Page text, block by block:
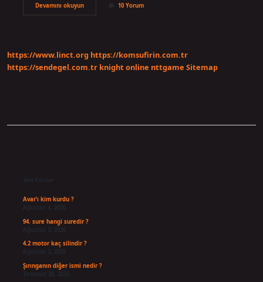
Devamını okuyunÇapa
Kaç
10 Yorum
https://www.linct.org https://komsufirin.com.tr
https://sendegel.com.tr knight online nttgame Sitemap
Son Yazılar
Avar’ı kim kurdu ?
Ağustos 4, 2026
94. sure hangi suredir ?
Ağustos 3, 2026
4.2 motor kaç silindir ?
Ağustos 3, 2026
Şırınganın diğer ismi nedir ?